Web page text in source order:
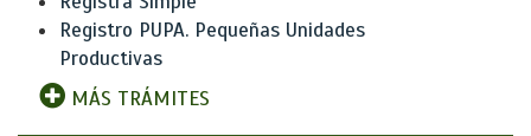
Registro PUPA. Pequeñas Unidades
Productivas
MÁS TRÁMITES